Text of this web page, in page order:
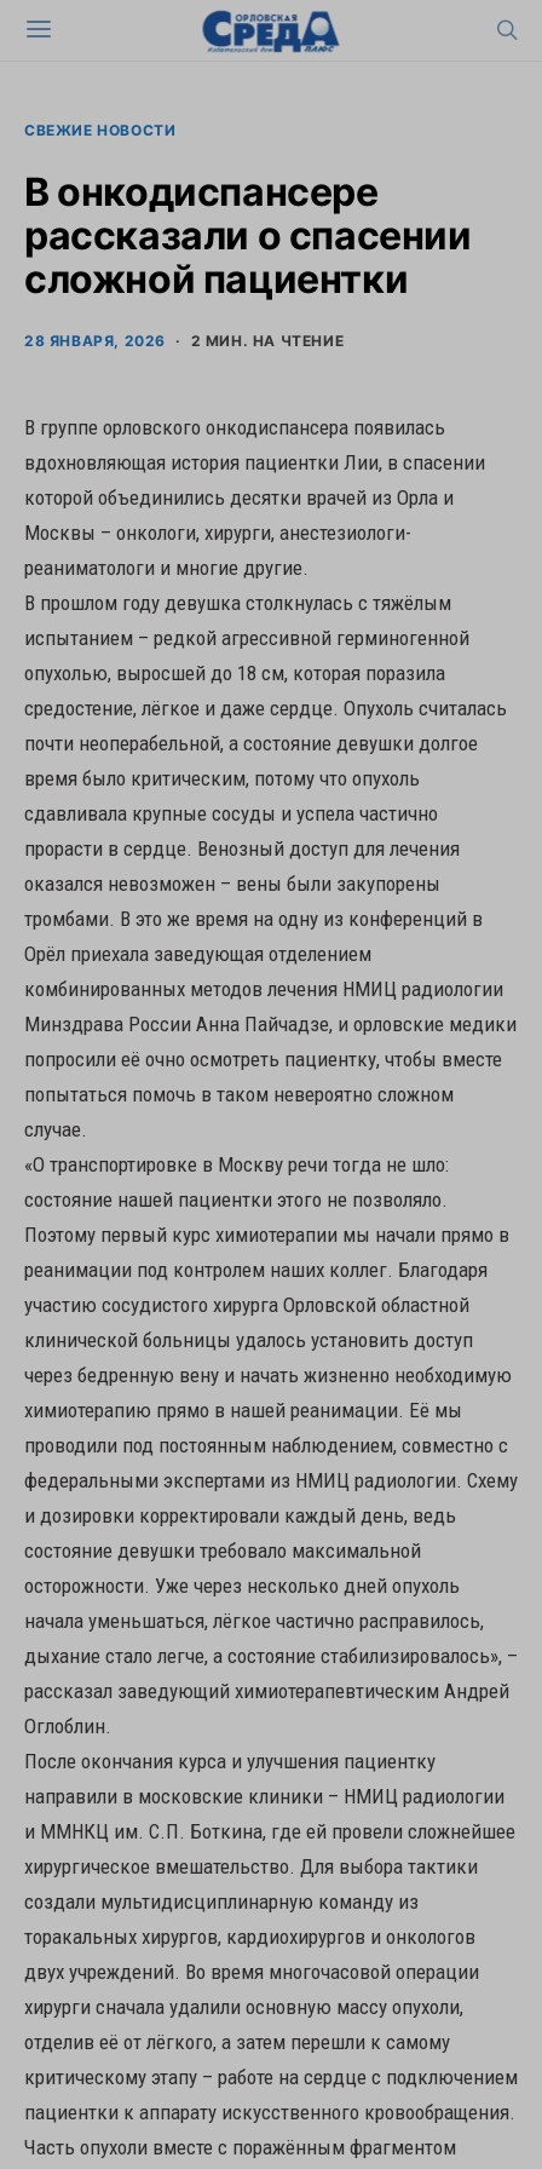
СВЕЖИЕ НОВОСТИ
В онкодиспансере
рассказали о спасении
сложной пациентки
28 ЯНВАРЯ, 2026 2 МИН. НА ЧТЕНИЕ
В группе орловского онкодиспансера появилась
вдохновляющая история пациентки Лии, в спасении
которой объединились десятки врачей из Орла и
Москвы – онкологи, хирурги, анестезиологи-
реаниматологи и многие другие.
В прошлом году девушка столкнулась с тяжёлым
испытанием – редкой агрессивной герминогенной
опухолью, выросшей до 18 см, которая поразила
средостение, лёгкое и даже сердце. Опухоль считалась
почти неоперабельной, а состояние девушки долгое
время было критическим, потому что опухоль
сдавливала крупные сосуды и успела частично
прорасти в сердце. Венозный доступ для лечения
оказался невозможен – вены были закупорены
тромбами. В это же время на одну из конференций в
Орёл приехала заведующая отделением
комбинированных методов лечения НМИЦ радиологии
Минздрава России Анна Пайчадзе, и орловские медики
попросили её очно осмотреть пациентку, чтобы вместе
попытаться помочь в таком невероятно сложном
случае.
«О транспортировке в Москву речи тогда не шло:
состояние нашей пациентки этого не позволяло.
Поэтому первый курс химиотерапии мы начали прямо в
реанимации под контролем наших коллег. Благодаря
участию сосудистого хирурга Орловской областной
клинической больницы удалось установить доступ
через бедренную вену и начать жизненно необходимую
химиотерапию прямо в нашей реанимации. Её мы
проводили под постоянным наблюдением, совместно с
федеральными экспертами из НМИЦ радиологии. Схему
и дозировки корректировали каждый день, ведь
состояние девушки требовало максимальной
осторожности. Уже через несколько дней опухоль
начала уменьшаться, лёгкое частично расправилось,
дыхание стало легче, а состояние стабилизировалось», –
рассказал заведующий химиотерапевтическим Андрей
Оглоблин.
После окончания курса и улучшения пациентку
направили в московские клиники – НМИЦ радиологии
и ММНКЦ им. С.П. Боткина, где ей провели сложнейшее
хирургическое вмешательство. Для выбора тактики
создали мультидисциплинарную команду из
торакальных хирургов, кардиохирургов и онкологов
двух учреждений. Во время многочасовой операции
хирурги сначала удалили основную массу опухоли,
отделив её от лёгкого, а затем перешли к самому
критическому этапу – работе на сердце с подключением
пациентки к аппарату искусственного кровообращения.
Часть опухоли вместе с поражённым фрагментом